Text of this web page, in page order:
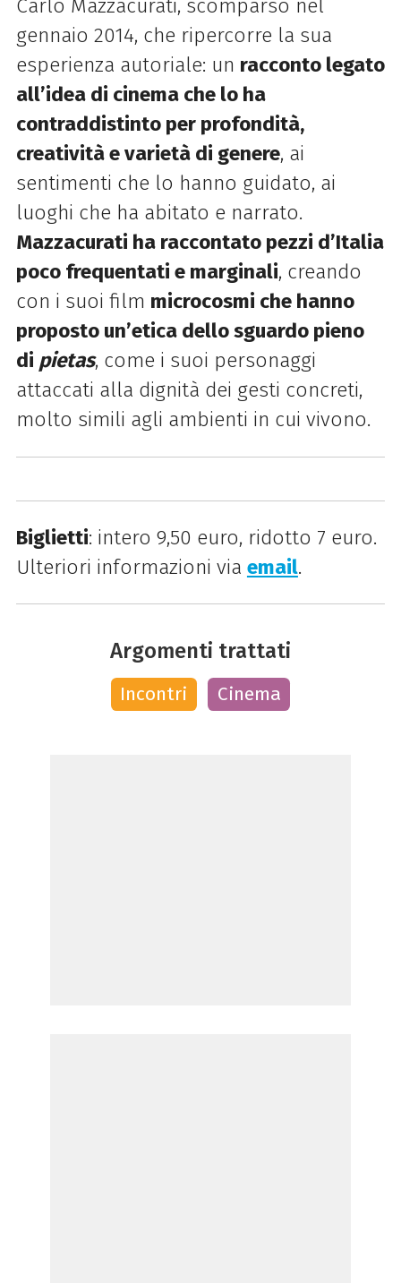
Carlo Mazzacurati, scomparso nel
gennaio 2014, che ripercorre la sua
esperienza autoriale: un racconto legato
all’idea di cinema che lo ha
contraddistinto per profondità,
creatività e varietà di genere, ai
sentimenti che lo hanno guidato, ai
luoghi che ha abitato e narrato.
Mazzacurati ha raccontato pezzi d’Italia
poco frequentati e marginali, creando
con i suoi film microcosmi che hanno
proposto un’etica dello sguardo pieno
di pietas, come i suoi personaggi
attaccati alla dignità dei gesti concreti,
molto simili agli ambienti in cui vivono.
Biglietti: intero 9,50 euro, ridotto 7 euro.
Ulteriori informazioni via email.
Argomenti trattati
Incontri Cinema